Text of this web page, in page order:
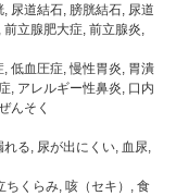
尿道結石, 膀胱結石, 尿道
立腺肥大症, 前立腺炎,
, 低血圧症, 慢性胃炎, 胃潰
, アレルギー性鼻炎, 口内
んそく
る, 尿が出にくい, 血尿,
くらみ, 咳（セキ）, 食